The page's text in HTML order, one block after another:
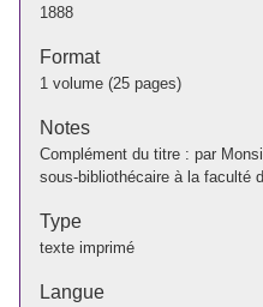
1888
Format
1 volume (25 pages)
Notes
Complément du titre : par
sous-bibliothécaire à la faculté
Type
texte imprimé
Langue